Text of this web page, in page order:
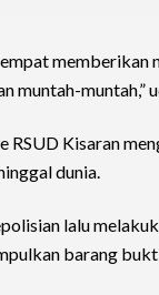
memberikan
muntah-muntah,”
Kisaran
dunia.
lalu
barang